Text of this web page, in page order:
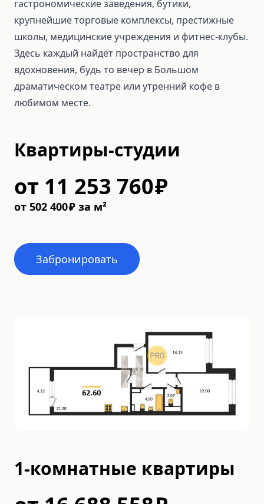
гастрономические заведения, бутики,
крупнейшие торговые комплексы, престижные
школы, медицинские учреждения и фитнес-клубы.
Здесь каждый найдёт пространство для
вдохновения, будь то вечер в Большом
драматическом театре или утренний кофе в
любимом месте.
Квартиры-студии
от 11 253 760₽
от 502 400₽ за м²
Забронировать
1-комнатные квартиры